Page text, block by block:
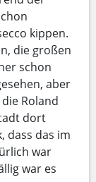
kippen.
die großen
schon
aber
Roland
dort
dass das im
war
war es